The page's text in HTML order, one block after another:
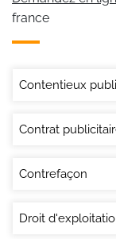
france
Contentieux
Contrat
Contrefaçon
Droit